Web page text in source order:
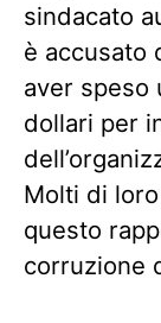
sindacato
è accusato
aver speso
dollari per
Molti di
questo
corruzione